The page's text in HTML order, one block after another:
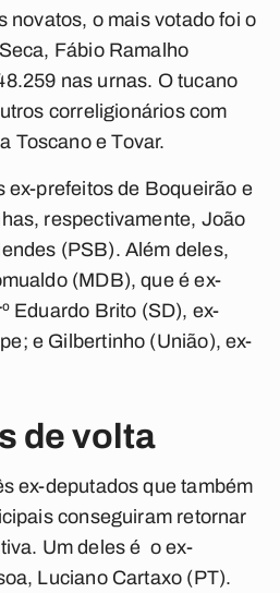
novatos, o mais votado foi o
Fábio Ramalho
nas urnas. O tucano
correligionários com
Toscano e Tovar.
ex-prefeitos de Boqueirão e
respectivamente, João
(PSB). Além deles,
(MDB), que é ex-
Eduardo Brito (SD), ex-
e Gilbertinho (União), ex-
de volta
ex-deputados que também
conseguiram retornar
Um deles é o ex-
Luciano Cartaxo (PT).